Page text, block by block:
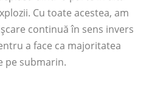
Cu toate acestea, am
continuă în sens invers
a face ca majoritatea
pe submarin.